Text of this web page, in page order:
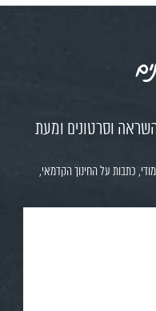
וסרטונים ומעת
כתבות על החינוך הקדמאי,